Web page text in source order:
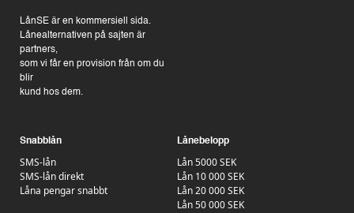
LånSE är en kommersiell sida.
Lånealternativen på sajten är
partners,
som vi får en provision från om du
blir
kund hos dem.
Snabblån
SMS-lån
SMS-lån direkt
Låna pengar snabbt
Lånebelopp
Lån 5000 SEK
Lån 10 000 SEK
Lån 20 000 SEK
Lån 50 000 SEK